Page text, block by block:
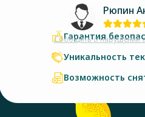
Рюпин
Сообщить о нарушении
Гарантия
Уникальность
Возможность